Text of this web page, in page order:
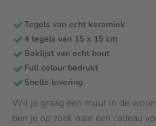
Tegels van echt keramiek
4 tegels van 15 x 15 cm
Baklijst van echt hout
Full colour bedrukt
Snelle levering
Wil je graag een muur in de
ben je op zoek naar een cadeau